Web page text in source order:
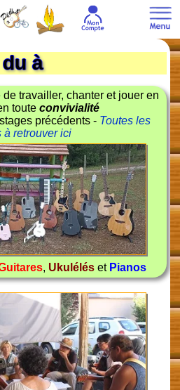
du à
travailler, chanter et jouer en
toute convivialité
précédents - Toutes les
à retrouver ici
, Ukuléléset Pianos